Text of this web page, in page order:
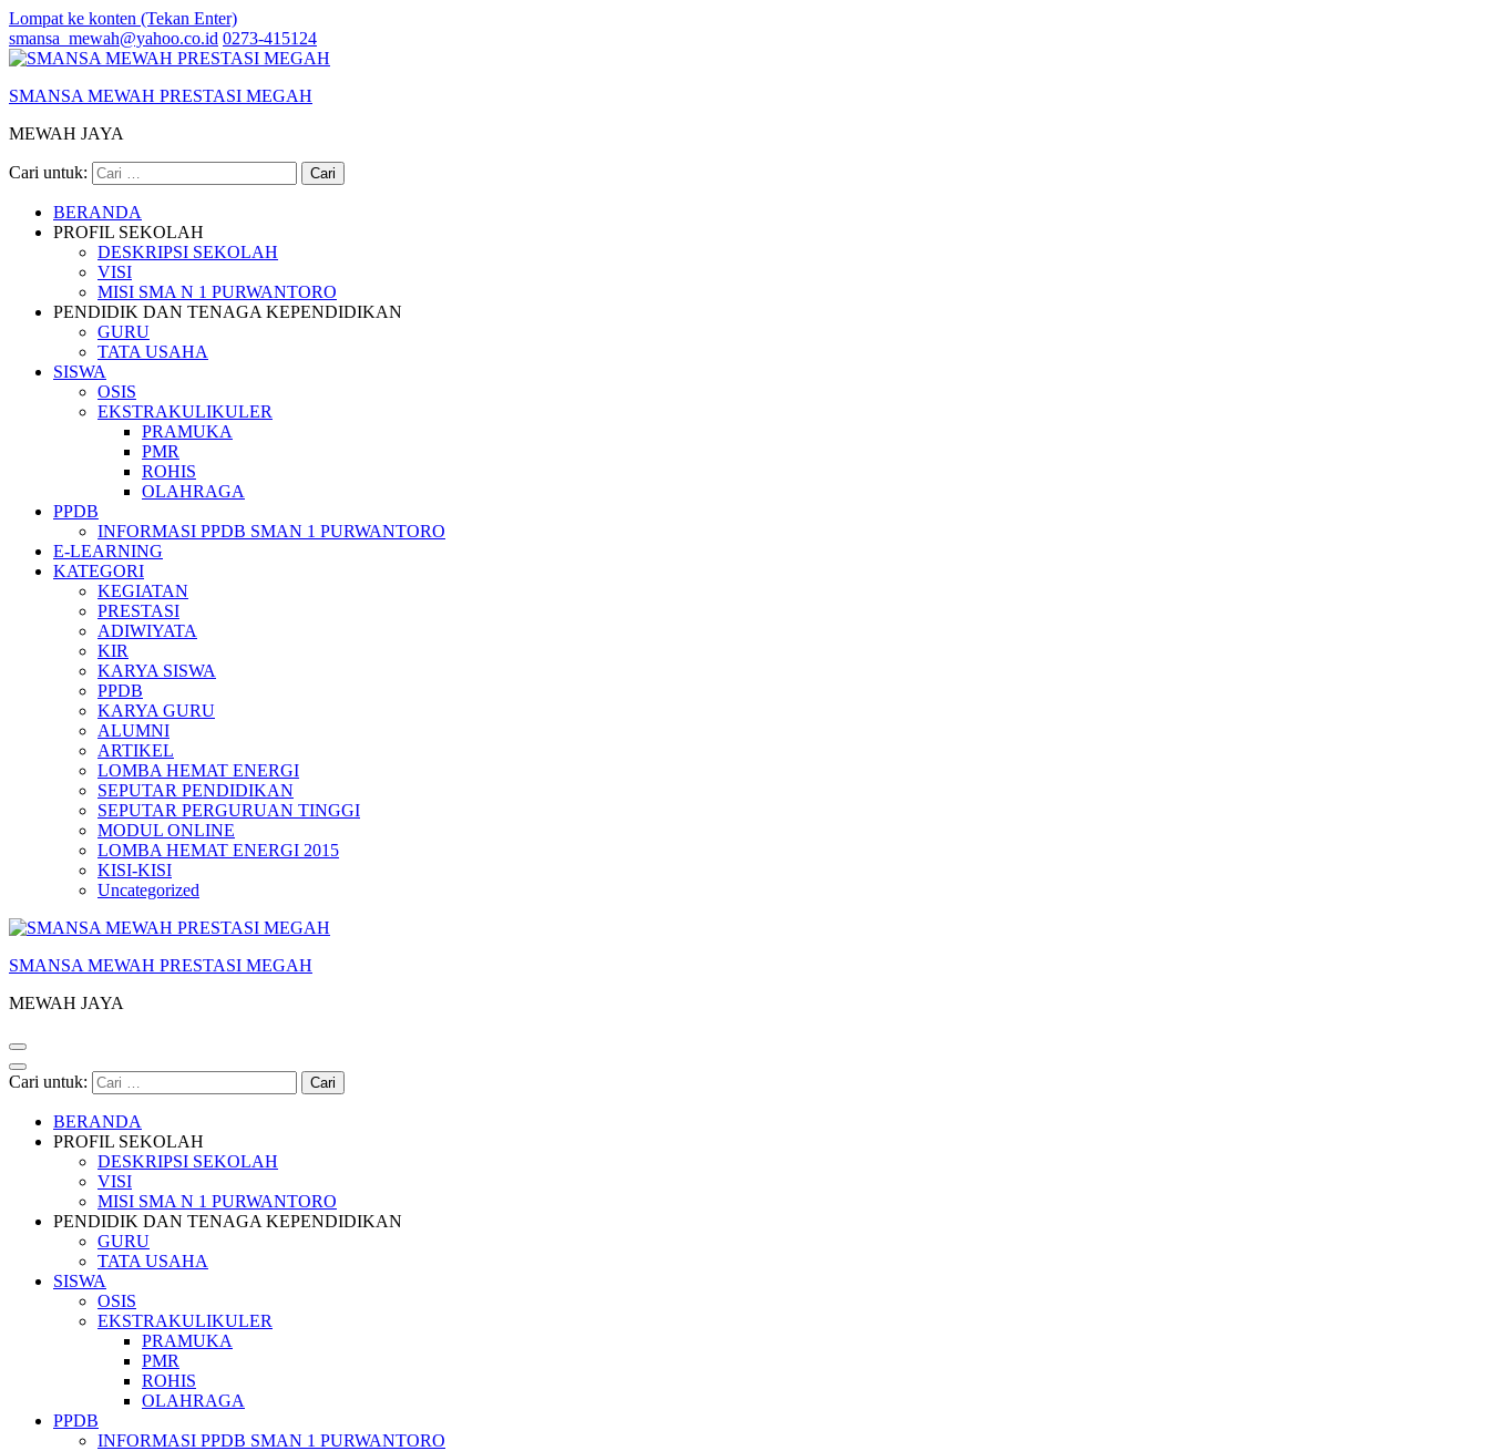
Lompat ke konten (Tekan Enter)
smansa_mewah@yahoo.co.id 0273-415124
SMANSA MEWAH PRESTASI MEGAH
MEWAH JAYA
Cari untuk:
BERANDA
PROFIL SEKOLAH
DESKRIPSI SEKOLAH
VISI
MISI SMA N 1 PURWANTORO
PENDIDIK DAN TENAGA KEPENDIDIKAN
GURU
TATA USAHA
SISWA
OSIS
EKSTRAKULIKULER
PRAMUKA
PMR
ROHIS
OLAHRAGA
PPDB
INFORMASI PPDB SMAN 1 PURWANTORO
E-LEARNING
KATEGORI
KEGIATAN
PRESTASI
ADIWIYATA
KIR
KARYA SISWA
PPDB
KARYA GURU
ALUMNI
ARTIKEL
LOMBA HEMAT ENERGI
SEPUTAR PENDIDIKAN
SEPUTAR PERGURUAN TINGGI
MODUL ONLINE
LOMBA HEMAT ENERGI 2015
KISI-KISI
Uncategorized
SMANSA MEWAH PRESTASI MEGAH
MEWAH JAYA
Cari untuk:
BERANDA
PROFIL SEKOLAH
DESKRIPSI SEKOLAH
VISI
MISI SMA N 1 PURWANTORO
PENDIDIK DAN TENAGA KEPENDIDIKAN
GURU
TATA USAHA
SISWA
OSIS
EKSTRAKULIKULER
PRAMUKA
PMR
ROHIS
OLAHRAGA
PPDB
INFORMASI PPDB SMAN 1 PURWANTORO